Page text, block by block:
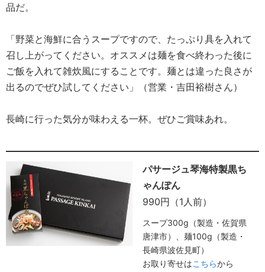
品だ。
「野菜と海鮮に合うスープですので、たっぷり具を入れて
召し上がってください。オススメは麺を食べ終わった後に
ご飯を入れて雑炊風にすることです。麺とは違った良さが
出るのでぜひ試してください」（営業・吉田裕樹さん）
長崎に行った気分が味わえる一杯。ぜひご賞味あれ。
パサージュ琴海特製黒ち
ゃんぽん
990円（1人前）
スープ300g（製造・佐賀県
唐津市）、麺100g（製造・
長崎県波佐見町）
お取り寄せはこちらから